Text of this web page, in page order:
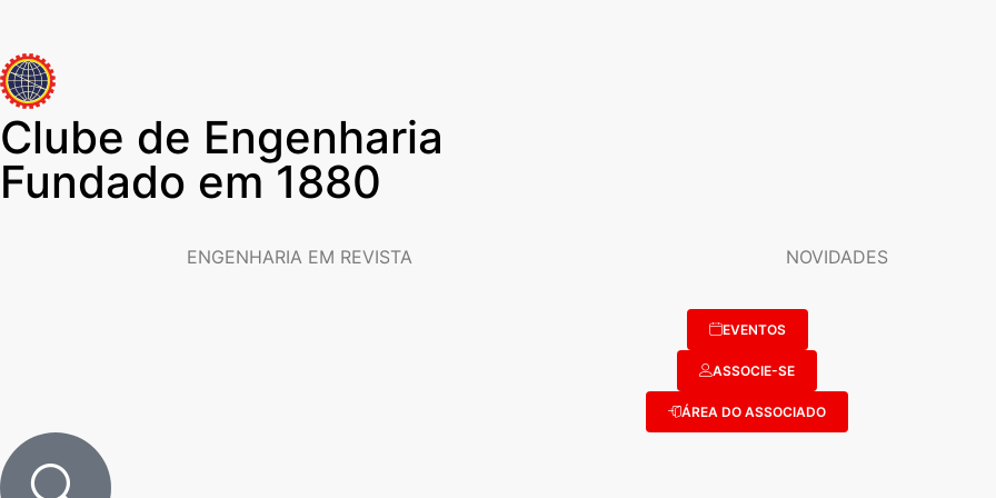
Clube de Engenharia
Fundado em 1880
ENGENHARIA EM REVISTA NOVIDADES
EVENTOS
ASSOCIE-SE
ÁREA DO ASSOCIADO